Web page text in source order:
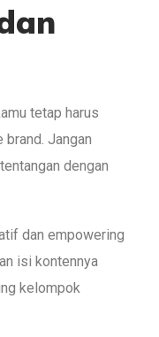
tetap harus
Jangan
dengan
dan empowering
isi kontennya
kelompok